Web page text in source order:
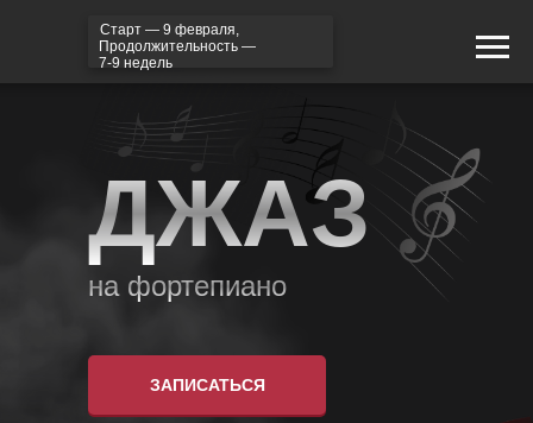
Старт — 9 февраля,
Продолжительность —
7-9 недель
на фортепиано
ДЖАЗ
ЗАПИСАТЬСЯ